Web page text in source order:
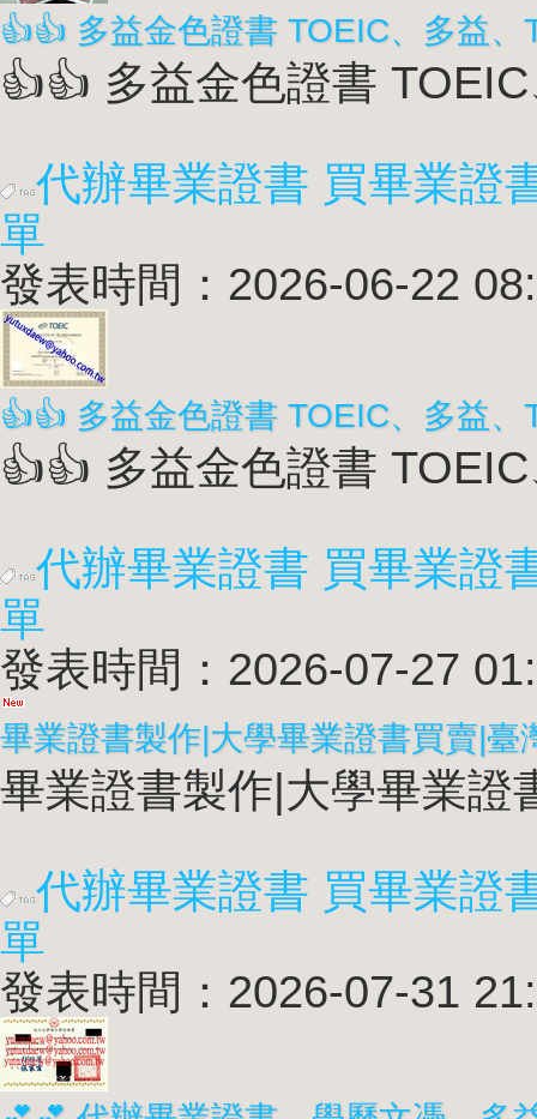
👍👍 多益金色證書
代辦畢業證書 買畢業證
單
發表時間：2026-06-22
👍👍 多益金色證書
代辦畢業證書 買畢業證
單
發表時間：2026-07-27
畢業證書製作|大學畢業證書買賣|臺
畢業證書製作|大學畢業證
代辦畢業證書 買畢業證
單
發表時間：2026-07-31